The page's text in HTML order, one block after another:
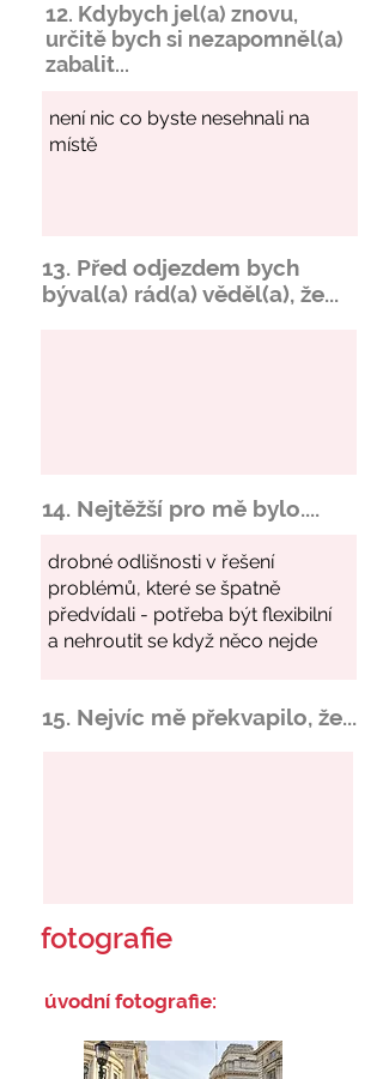
12. Kdybych jel(a) znovu,
určitě bych si nezapomněl(a)
zabalit...
13. Před odjezdem bych
býval(a) rád(a) věděl(a), že...
14. Nejtěžší pro mě bylo....
15. Nejvíc mě překvapilo, že...
fotografie
úvodní fotografie: